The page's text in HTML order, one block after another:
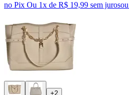
no Pix Ou 1x de R$ 19,99 sem jurosou
+2